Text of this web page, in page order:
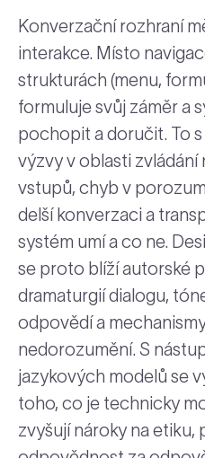
Konverzační rozhraní
interakce. Místo
strukturách (menu,
formuluje svůj záměr a
pochopit a doručit. To
výzvy v oblasti
vstupů, chyb v
delší konverzaci a
systém umí a co ne.
se proto blíží autorské
dramaturgií dialogu,
odpovědí a
nedorozumění. S
jazykových modelů se
toho, co je technicky
zvyšují nároky na etiku,